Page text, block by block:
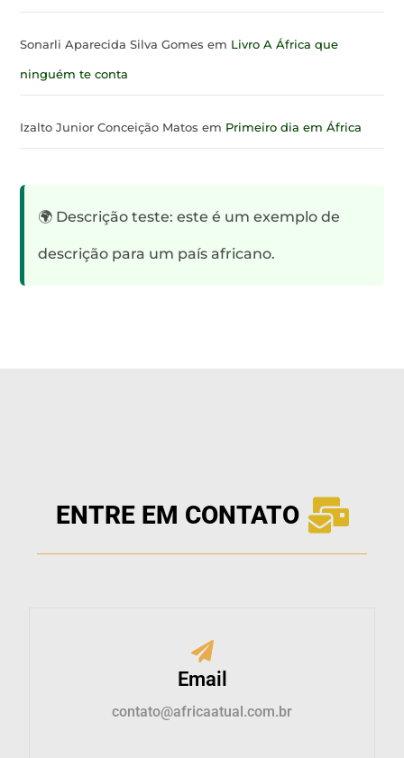
Sonarli Aparecida Silva Gomes em Livro A África que
ninguém te conta
Izalto Junior Conceição Matos em Primeiro dia em África
🌍 Descrição teste: este é um exemplo de
descrição para um país africano.
ENTRE EM CONTATO
Email
contato@africaatual.com.br